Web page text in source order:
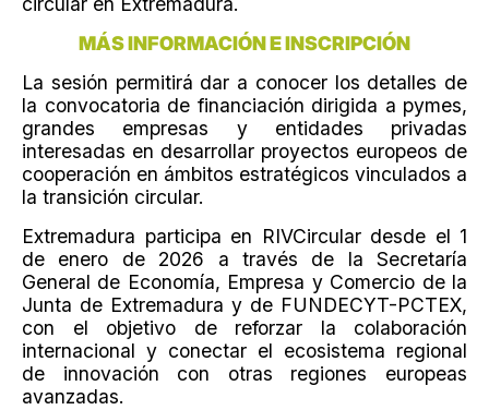
MÁS INFORMACIÓN E INSCRIPCIÓN
La sesión permitirá dar a conocer los detalles de
la convocatoria de financiación dirigida a pymes,
grandes empresas y entidades privadas
interesadas en desarrollar proyectos europeos de
cooperación en ámbitos estratégicos vinculados a
la transición circular.
Extremadura participa en RIVCircular desde el 1
de enero de 2026 a través de la Secretaría
General de Economía, Empresa y Comercio de la
Junta de Extremadura y de FUNDECYT-PCTEX,
con el objetivo de reforzar la colaboración
internacional y conectar el ecosistema regional
de innovación con otras regiones europeas
avanzadas.